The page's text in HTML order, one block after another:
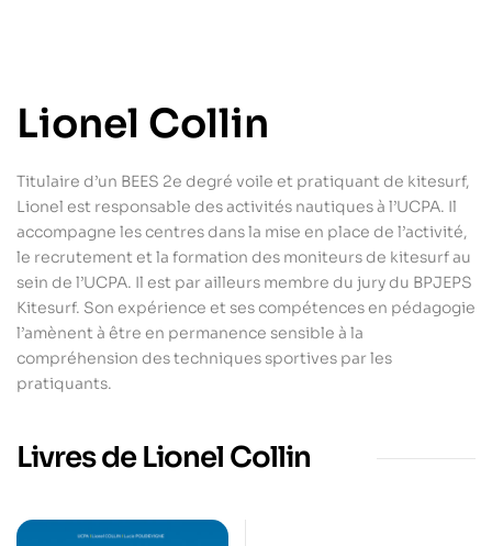
Lionel Collin
Titulaire d’un BEES 2e degré voile et pratiquant de kitesurf,
Lionel est responsable des activités nautiques à l’UCPA. Il
accompagne les centres dans la mise en place de l’activité,
le recrutement et la formation des moniteurs de kitesurf au
sein de l’UCPA. Il est par ailleurs membre du jury du BPJEPS
Kitesurf. Son expérience et ses compétences en pédagogie
l’amènent à être en permanence sensible à la
compréhension des techniques sportives par les
pratiquants.
Livres de Lionel Collin